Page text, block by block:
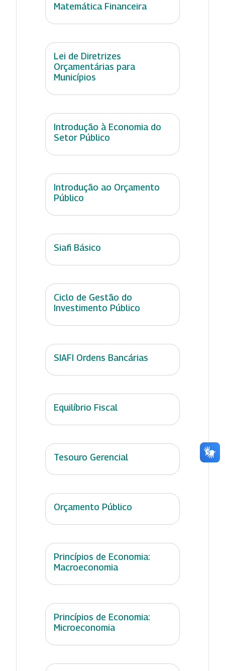
Matemática Financeira
Lei de Diretrizes
Orçamentárias para
Municípios
Introdução à Economia do
Setor Público
Introdução ao Orçamento
Público
Siafi Básico
Ciclo de Gestão do
Investimento Público
SIAFI Ordens Bancárias
Equilíbrio Fiscal
Tesouro Gerencial
Orçamento Público
Princípios de Economia:
Macroeconomia
Princípios de Economia:
Microeconomia